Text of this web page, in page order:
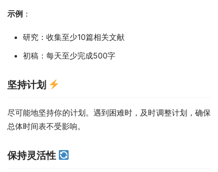
示例 ：
研究：收集至少10篇相关文献
初稿：每天至少完成500字
坚持计划
尽可能地坚持你的计划。遇到困难时，及时调整计划，确保
总体时间表不受影响。
保持灵活性